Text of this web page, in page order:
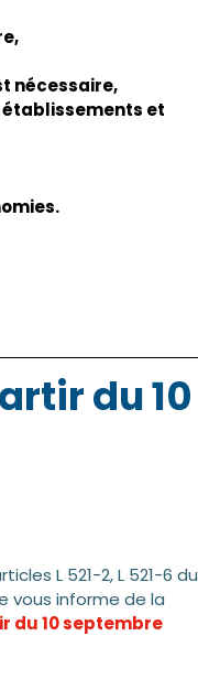
nécessaire,
et
du 10
L 521-2, L 521-6 du
vous informe de la
du 10 septembre